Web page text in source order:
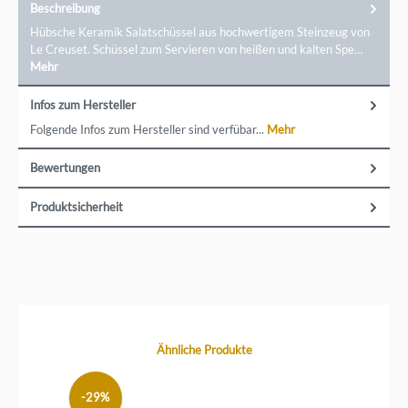
Beschreibung
Hübsche Keramik Salatschüssel aus hochwertigem Steinzeug von
Le Creuset. Schüssel zum Servieren von heißen und kalten Spe…
Mehr
Infos zum Hersteller
Folgende Infos zum Hersteller sind verfübar... Mehr
Bewertungen
Produktsicherheit
Produktgalerie überspringenÄhnliche Produkte
-29%